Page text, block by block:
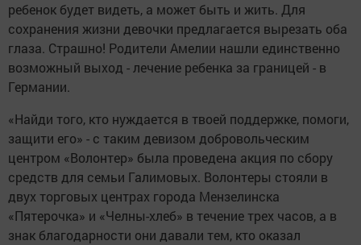
ребенок будет видеть, а может быть и жить. Для
сохранения жизни девочки предлагается вырезать оба
глаза. Страшно! Родители Амелии нашли единственно
возможный выход - лечение ребенка за границей - в
Германии.
«Найди того, кто нуждается в твоей поддержке, помоги,
защити его» - с таким девизом добровольческим
центром «Волонтер» была проведена акция по сбору
средств для семьи Галимовых. Волонтеры стояли в
двух торговых центрах города Мензелинска
«Пятерочка» и «Челны-хлеб» в течение трех часов, а в
знак благодарности они давали тем, кто оказал